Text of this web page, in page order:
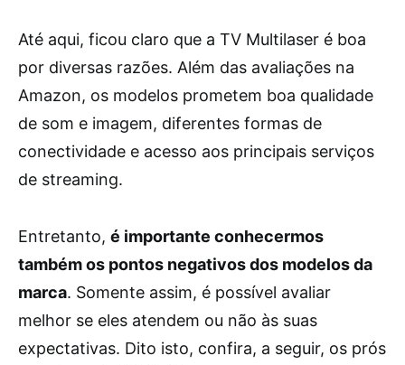
Até aqui, ficou claro que a TV Multilaser é boa
por diversas razões. Além das avaliações na
Amazon, os modelos prometem boa qualidade
de som e imagem, diferentes formas de
conectividade e acesso aos principais serviços
de streaming.
Entretanto, é importante conhecermos
também os pontos negativos dos modelos da
marca. Somente assim, é possível avaliar
melhor se eles atendem ou não às suas
expectativas. Dito isto, confira, a seguir, os prós